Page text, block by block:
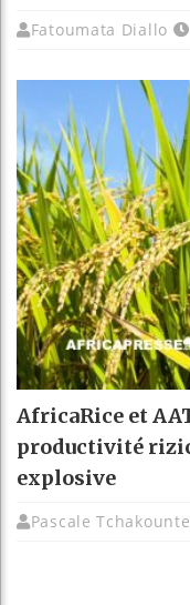
Fatoumata Diallo
AfricaRice et
productivité
explosive
Pascale Tchakounte